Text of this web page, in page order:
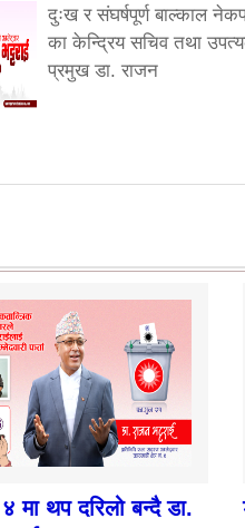
दुःख र संघर्षपूर्ण बाल्काल
का केन्द्रिय सचिव तथा
प्रमुख डा. राजन
मा थप दरिलो बन्दै डा.